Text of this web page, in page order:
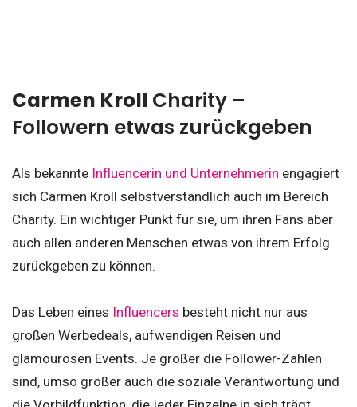
Carmen Kroll Charity –
Followern etwas zurückgeben
Als bekannte Influencerin und Unternehmerin engagiert
sich Carmen Kroll selbstverständlich auch im Bereich
Charity. Ein wichtiger Punkt für sie, um ihren Fans aber
auch allen anderen Menschen etwas von ihrem Erfolg
zurückgeben zu können.
Das Leben eines Influencers besteht nicht nur aus
großen Werbedeals, aufwendigen Reisen und
glamourösen Events. Je größer die Follower-Zahlen
sind, umso größer auch die soziale Verantwortung und